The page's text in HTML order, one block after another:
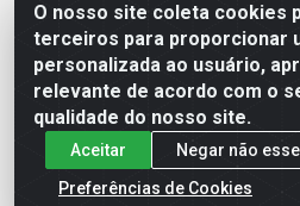
O nosso site coleta cookies
terceiros para proporcionar
personalizada ao usuário,
relevante de acordo com o
qualidade do nosso site.
Aceitar
Negar não
Preferências de Cookies
A.R. RODRIGUEZ SOLUÇÕES
Joaquim Nabuco, 2235 -
69020-031 - CNPJ